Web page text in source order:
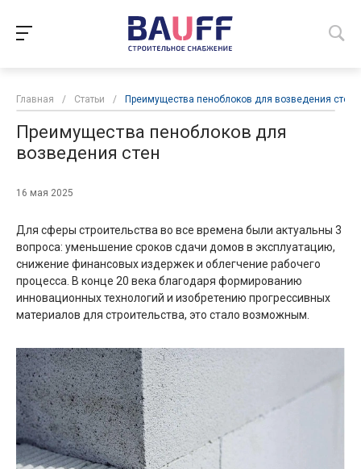
Главная / Статьи / Преимущества пеноблоков для возведения стен
Преимущества пеноблоков для
возведения стен
16 мая 2025
Для сферы строительства во все времена были актуальны 3
вопроса: уменьшение сроков сдачи домов в эксплуатацию,
снижение финансовых издержек и облегчение рабочего
процесса. В конце 20 века благодаря формированию
инновационных технологий и изобретению прогрессивных
материалов для строительства, это стало возможным.